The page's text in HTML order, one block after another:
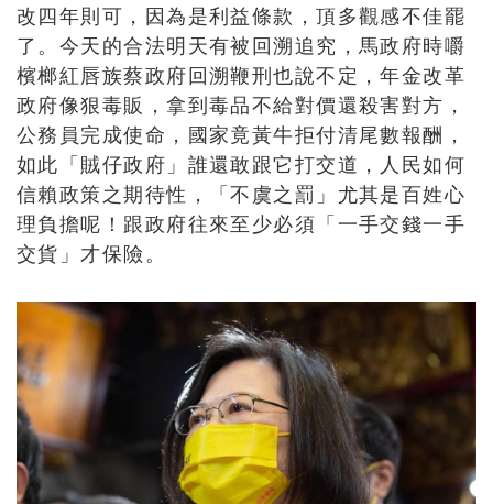
改四年則可，因為是利益條款，頂多觀感不佳罷
了。今天的合法明天有被回溯追究，馬政府時嚼
檳榔紅唇族蔡政府回溯鞭刑也說不定，年金改革
政府像狠毒販，拿到毒品不給對價還殺害對方，
公務員完成使命，國家竟黃牛拒付清尾數報酬，
如此「賊仔政府」誰還敢跟它打交道，人民如何
信賴政策之期待性，「不虞之罰」尤其是百姓心
理負擔呢！跟政府往來至少必須「一手交錢一手
交貨」才保險。